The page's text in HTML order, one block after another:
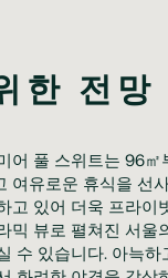
한 전망
어 풀 스위트는 96㎡
여유로운 휴식을 선
고 있어 더욱 프라이
믹 뷰로 펼쳐진 서울
수 있습니다. 아늑하